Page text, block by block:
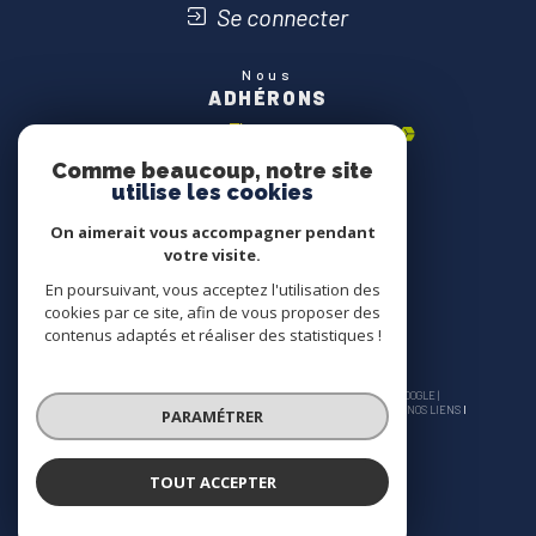
Se connecter
Nous
ADHÉRONS
© 2026 | TOUS DROITS RÉSERVÉS | TRADUCTION POWERED BY GOOGLE |
PLAN DU SITE MENTIONS LÉGALES ADMIN
NOS LIENS
POLITIQUE RGPD
Comme beaucoup, notre site
utilise les cookies
On aimerait vous accompagner pendant
votre visite.
En poursuivant, vous acceptez l'utilisation des
cookies par ce site, afin de vous proposer des
contenus adaptés et réaliser des statistiques !
PARAMÉTRER
TOUT ACCEPTER